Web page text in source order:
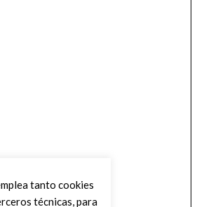
tanto cookies
técnicas, para